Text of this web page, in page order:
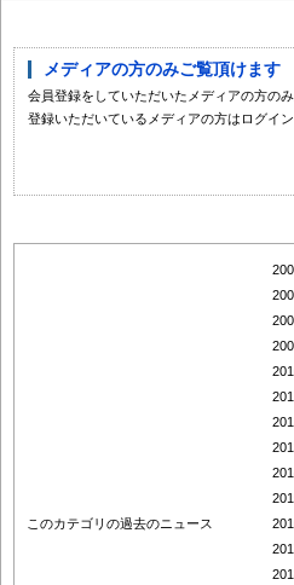
メディアの方のみご覧頂けます
会員登録をしていただいたメディアの方の
登録いただいているメディアの方はログイ
このカテゴリの過去のニュース